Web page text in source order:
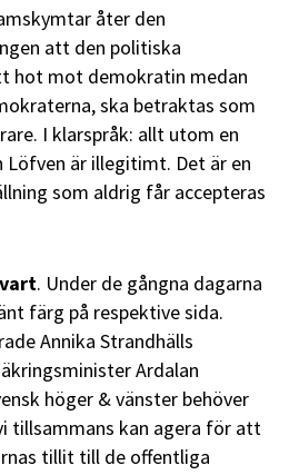
åter den
att den politiska
hot mot demokratin medan
ska betraktas som
I klarspråk: allt utom en
Löfven är illegitimt. Det är en
som aldrig får accepteras
. Under de gångna dagarna
färg på respektive sida.
Annika Strandhälls
Ardalan
höger & vänster behöver
tillsammans kan agera för att
tillit till de offentliga